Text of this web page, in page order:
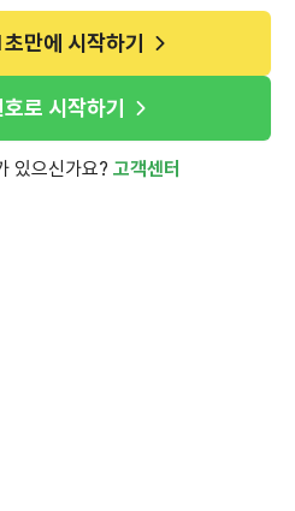
만에 시작하기
로 시작하기
있으신가요? 고객센터